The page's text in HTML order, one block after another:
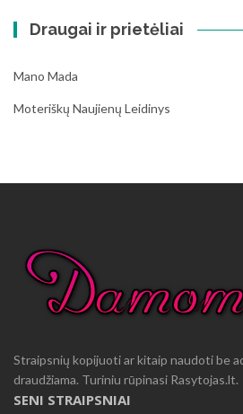
Draugai ir prietėliai
Mano Mada
Moteriškų Naujienų Leidinys
Straipsnių kopijuoti ar kitaip naudoti be
draudžiama. Turiniu rūpinasi Rasytojas.lt.
SENI STRAIPSNIAI